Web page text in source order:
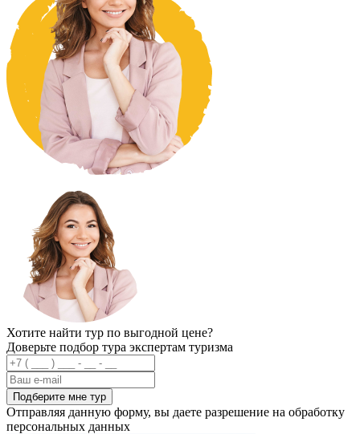
Хотите найти тур по выгодной цене?
Доверьте подбор тура экспертам туризма
Подберите мне тур
Отправляя данную форму, вы даете разрешение на обработку
персональных данных